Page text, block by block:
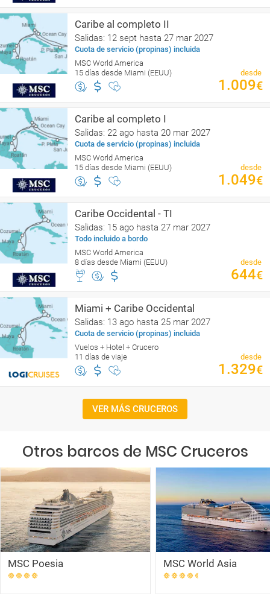
Caribe al completo II
Salidas: 12 sept hasta 27 mar 2027
Cuota de servicio (propinas) incluida
MSC World America
15 días desde Miami (EEUU)
desde
1.009€
Caribe al completo I
Salidas: 22 ago hasta 20 mar 2027
Cuota de servicio (propinas) incluida
MSC World America
15 días desde Miami (EEUU)
desde
1.049€
Caribe Occidental - TI
Salidas: 15 ago hasta 27 mar 2027
Todo incluido a bordo
MSC World America
8 días desde Miami (EEUU)
desde
644€
Miami + Caribe Occidental
Salidas: 13 ago hasta 25 mar 2027
Cuota de servicio (propinas) incluida
Vuelos + Hotel + Crucero
11 días de viaje
desde
1.329€
VER MÁS CRUCEROS
Otros barcos de MSC Cruceros
MSC Poesia MSC World Asia